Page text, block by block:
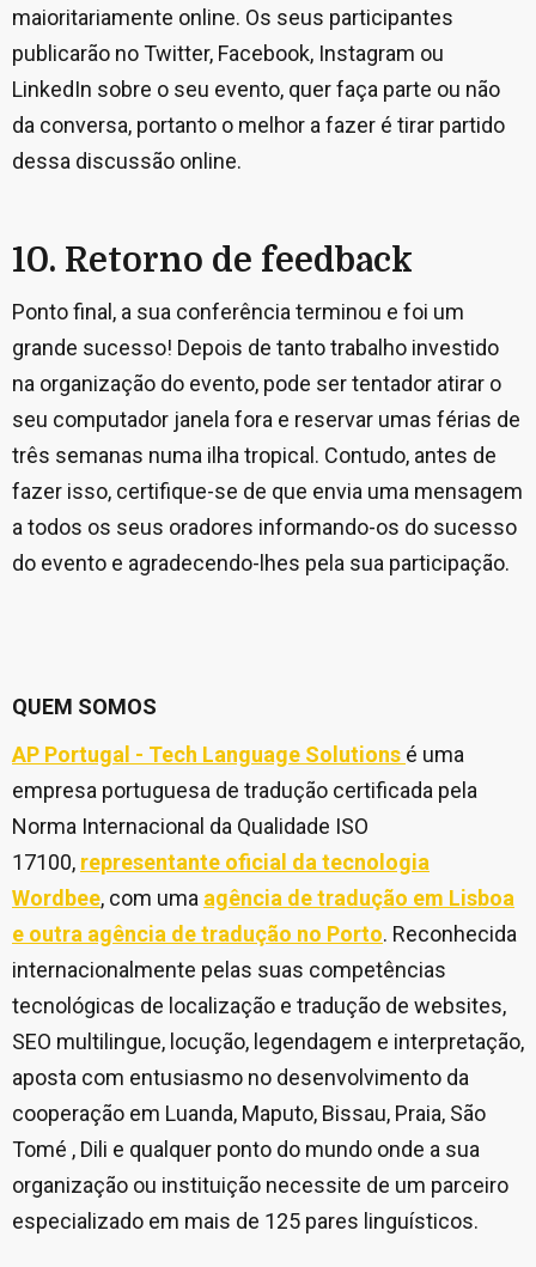
maioritariamente online. Os seus participantes
publicarão no Twitter, Facebook, Instagram ou
LinkedIn sobre o seu evento, quer faça parte ou não
da conversa, portanto o melhor a fazer é tirar partido
dessa discussão online.
10. Retorno de feedback
Ponto final, a sua conferência terminou e foi um
grande sucesso! Depois de tanto trabalho investido
na organização do evento, pode ser tentador atirar o
seu computador janela fora e reservar umas férias de
três semanas numa ilha tropical. Contudo, antes de
fazer isso, certifique-se de que envia uma mensagem
a todos os seus oradores informando-os do sucesso
do evento e agradecendo-lhes pela sua participação.
QUEM SOMOS
AP Portugal - Tech Language Solutions é uma
empresa portuguesa de tradução certificada pela
Norma Internacional da Qualidade ISO
17100, representante oficial da tecnologia
Wordbee, com uma agência de tradução em Lisboa
e outra agência de tradução no Porto. Reconhecida
internacionalmente pelas suas competências
tecnológicas de localização e tradução de websites,
SEO multilingue, locução, legendagem e interpretação,
aposta com entusiasmo no desenvolvimento da
cooperação em Luanda, Maputo, Bissau, Praia, São
Tomé , Dili e qualquer ponto do mundo onde a sua
organização ou instituição necessite de um parceiro
especializado em mais de 125 pares linguísticos.